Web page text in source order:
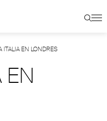
ITALIA EN LONDRES
EN